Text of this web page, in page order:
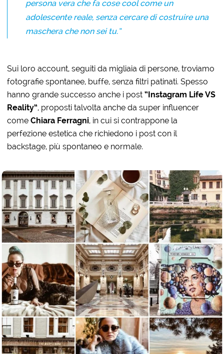
persona vera che fa cose cool come un
adolescente reale, senza cercare di costruire una
maschera che non sei tu.”
Sui loro account, seguiti da migliaia di persone, troviamo
fotografie spontanee, buffe, senza filtri patinati. Spesso
hanno grande successo anche i post“Instagram Life VS
Reality”, proposti talvolta anche da super influencer
comeChiara Ferragni, in cui si contrappone la
perfezione estetica che richiedono i post con il
backstage, più spontaneo e normale.